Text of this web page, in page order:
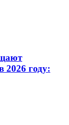
2026 году: